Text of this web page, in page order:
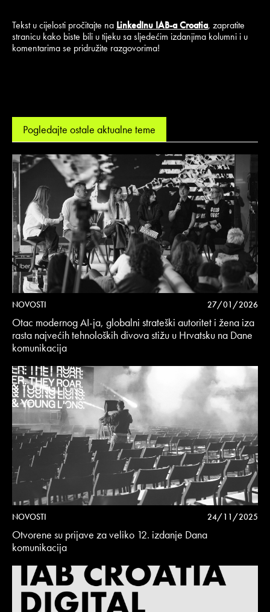
Tekst u cijelosti pročitajte na LinkedInu IAB-a Croatia, zapratite
stranicu kako biste bili u tijeku sa sljedećim izdanjima kolumni i u
komentarima se pridružite razgovorima!
Pogledajte ostale aktualne teme
NOVOSTI 27/01/2026
Otac modernog AI-ja, globalni strateški autoritet i žena iza
rasta najvećih tehnoloških divova stižu u Hrvatsku na Dane
komunikacija
NOVOSTI 24/11/2025
Otvorene su prijave za veliko 12. izdanje Dana
komunikacija